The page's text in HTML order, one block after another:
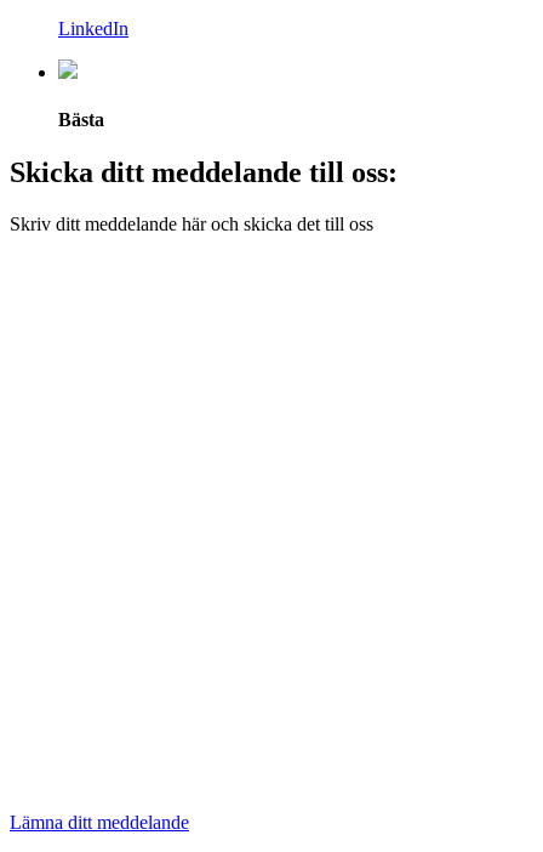
LinkedIn
Bästa
Skicka ditt meddelande till oss:
Skriv ditt meddelande här och skicka det till oss
Lämna ditt meddelande